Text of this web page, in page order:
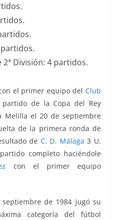
partidos.
2ª División: 4 partidos.
el primer equipo del Club
de la Copa del Rey
Melilla el 20 de septiembre
de la primera ronda de
de C. D. Málaga 3 U.
completo haciéndole
con el primer equipo
de 1984 jugó su
categoría del fútbol